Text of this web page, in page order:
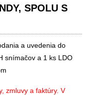
SPOLU S
a uvedenia do
snímačov a 1 ks LDO
zmluvy a faktúry. V